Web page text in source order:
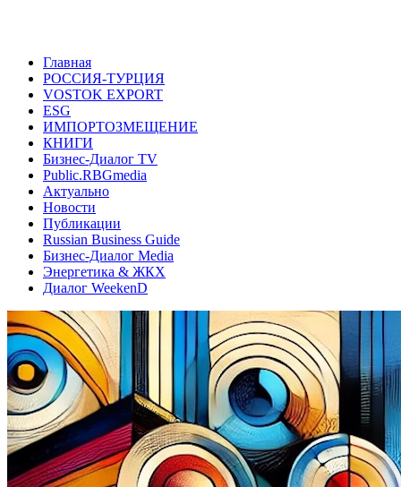
Главная
РОССИЯ-ТУРЦИЯ
VOSTOK EXPORT
ESG
ИМПОРТОЗМЕЩЕНИЕ
КНИГИ
Бизнес-Диалог TV
Public.RBGmedia
Актуально
Новости
Публикации
Russian Business Guide
Бизнес-Диалог Media
Энергетика & ЖКХ
Диалог WeekenD